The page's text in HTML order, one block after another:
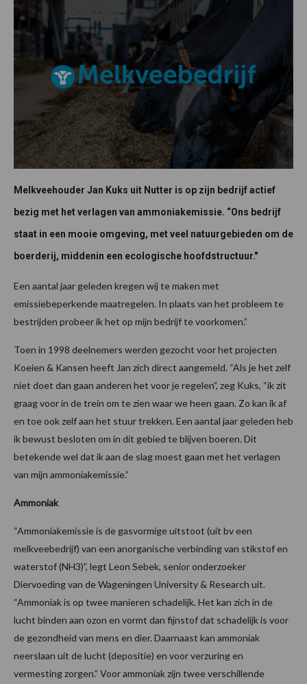
Melkveehouder Jan Kuks uit Nutter is op zijn bedrijf actief
bezig met het verlagen van ammoniakemissie. “Ons bedrijf
staat in een mooie omgeving, met veel natuurgebieden om de
boerderij, middenin een ecologische hoofdstructuur."
Een aantal jaar geleden kregen wij te maken met
emissiebeperkende maatregelen. In plaats van het probleem te
bestrijden probeer ik het op mijn bedrijf te voorkomen.”
Toen in 1998 deelnemers werden gezocht voor het projecten
Koeien & Kansen heeft Jan zich direct aangemeld. “Als je het zelf
niet doet dan gaan anderen het voor je regelen”, zeg Kuks, “ik zit
graag voor in de trein om te zien waar we heen gaan. Zo kan ik af
en toe ook zelf aan het stuur trekken. Een aantal jaar geleden heb
ik bewust besloten om in dit gebied te blijven boeren. Dit
betekende wel dat ik aan de slag moest gaan met het verlagen
van mijn ammoniakemissie.”
Ammoniak
“Ammoniakemissie is de gasvormige uitstoot (uit bv een
melkveebedrijf) van een anorganische verbinding van stikstof en
waterstof (NH3)”, legt Leon Sebek, senior onderzoeker
Diervoeding van de Wageningen University & Research uit.
“Ammoniak is op twee manieren schadelijk. Het kan zich in de
lucht binden aan ozon en vormt dan fijnstof dat schadelijk is voor
de gezondheid van mens en dier. Daarnaast kan ammoniak
neerslaan uit de lucht (depositie) en voor verzuring en
vermesting zorgen.” Voor ammoniak zijn twee verschillende